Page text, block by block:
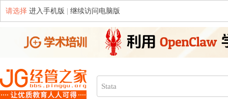
请选择 进入手机版 继续访问电脑版